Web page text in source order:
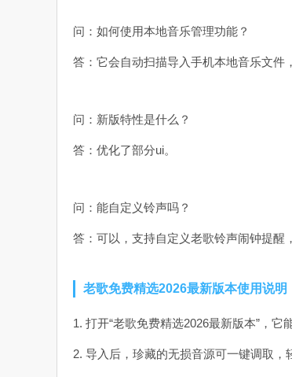
问：如何使用本地音乐管理功能？
答：它会自动扫描导入手机本地音乐文件
问：新版特性是什么？
答：优化了部分ui。
问：能自定义铃声吗？
答：可以，支持自定义老歌铃声闹钟提醒
老歌免费精选2026最新版本使用说明
1. 打开“老歌免费精选2026最新版本”，它
2. 导入后，珍藏的无损音源可一键调取，